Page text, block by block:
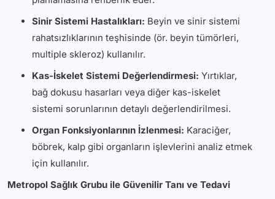
Sinir Sistemi Hastalıkları: Beyin ve sinir sistemi
rahatsızlıklarının teşhisinde (ör. beyin tümörleri,
multiple skleroz) kullanılır.
Kas-İskelet Sistemi Değerlendirmesi: Yırtıklar,
bağ dokusu hasarları veya diğer kas-iskelet
sistemi sorunlarının detaylı değerlendirilmesi.
Organ Fonksiyonlarının İzlenmesi: Karaciğer,
böbrek, kalp gibi organların işlevlerini analiz etmek
için kullanılır.
Metropol Sağlık Grubu ile Güvenilir Tanı ve Tedavi